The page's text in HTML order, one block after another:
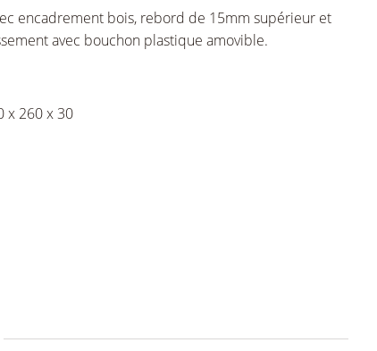
encadrement bois, rebord de 15mm supérieur et
avec bouchon plastique amovible.
x 260 x 30